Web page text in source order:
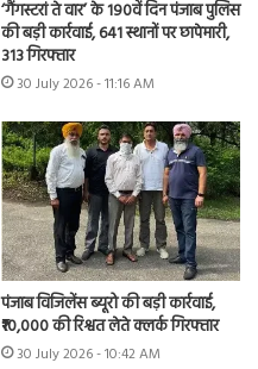
‘गैंगस्टरां ते वार’ के 190वें दिन पंजाब पुलिस
की बड़ी कार्रवाई, 641 स्थानों पर छापेमारी,
313 गिरफ्तार
30 July 2026 - 11:16 AM
पंजाब विजिलेंस ब्यूरो की बड़ी कार्रवाई,
₹10,000 की रिश्वत लेते क्लर्क गिरफ्तार
30 July 2026 - 10:42 AM